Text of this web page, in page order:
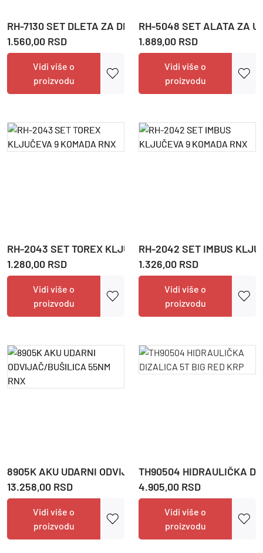
RH-7130 SET DLETA ZA DRVO RNX
1.560,00 RSD
Vidi više o
proizvodu
RH-5048 SET ALATA ZA
1.889,00 RSD
Vidi više o
proizvodu
RH-2043 SET TOREX KLJUČEVA 9 KOMADA RNX
1.280,00 RSD
Vidi više o
proizvodu
RH-2042 SET IMBUS
1.326,00 RSD
Vidi više o
proizvodu
8905K AKU UDARNI ODVIJAČ/BUŠILICA 55NM RNX
13.258,00 RSD
Vidi više o
proizvodu
TH90504 HIDRAULIČKA
4.905,00 RSD
Vidi više o
proizvodu